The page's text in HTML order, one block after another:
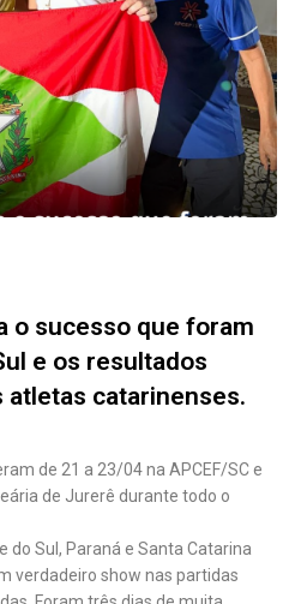
o sucesso que foram
e os resultados
atletas catarinenses.
de 21 a 23/04 na APCEF/SC e
de Jurerê durante todo o
do Sul, Paraná e Santa Catarina
verdadeiro show nas partidas